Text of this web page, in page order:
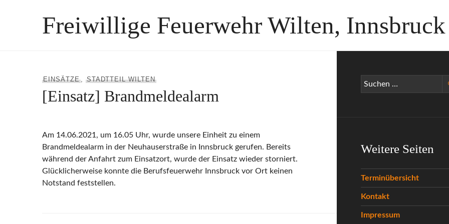
Freiwillige Feuerwehr Wilten, Innsbruck
EINSÄTZE, STADTTEIL WILTEN
[Einsatz] Brandmeldealarm
Am 14.06.2021, um 16.05 Uhr, wurde unsere Einheit zu einem
Brandmeldealarm in der Neuhauserstraße in Innsbruck gerufen. Bereits
während der Anfahrt zum Einsatzort, wurde der Einsatz wieder storniert.
Glücklicherweise konnte die Berufsfeuerwehr Innsbruck vor Ort keinen
Notstand feststellen.
Suchen
nach:
Weitere Seiten
Terminübersicht
Kontakt
Impressum